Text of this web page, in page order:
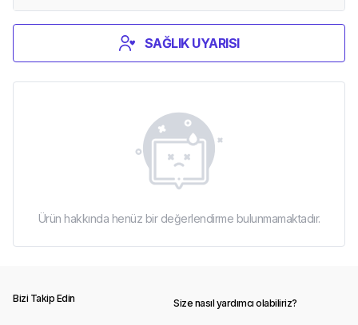
SAĞLIK UYARISI
Ürün hakkında henüz bir değerlendirme bulunmamaktadır.
Bizi Takip Edin Size nasıl yardımcı olabiliriz?